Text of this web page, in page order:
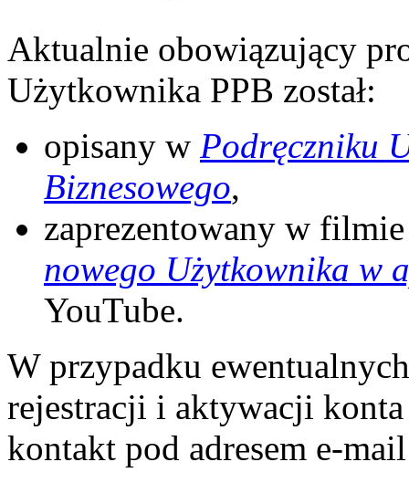
Aktualnie obowiązujący
Użytkownika PPB został:
opisany w Podręczniku
Biznesowego,
zaprezentowany w
nowego Użytkownika w
YouTube.
W przypadku
rejestracji i aktywacji
kontakt pod adresem e-